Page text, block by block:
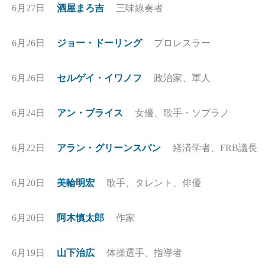
6月27日 酒屋まろ吉 三味線奏者
6月26日 ジョー・ドーリング プロレスラー
6月26日 セルゲイ・イワノフ 政治家、軍人
6月24日 アン・ブライス 女優、歌手・ソプラノ
6月22日 アラン・グリーンスパン 経済学者、FRB議長
6月20日 美輪明宏 歌手、タレント、俳優
6月20日 阿木慎太郎 作家
6月19日 山下治広 体操選手、指導者